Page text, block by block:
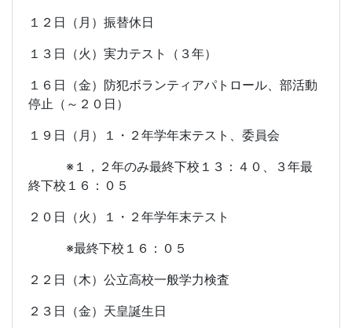
１２日（月）振替休日
１３日（火）実力テスト（３年）
１６日（金）防犯ボランティアパトロール、部活動
停止（～２０日）
１９日（月）１・２年学年末テスト、委員会
※１，２年のみ最終下校１３：４０、３年最
終下校１６：０５
２０日（火）１・２年学年末テスト
※最終下校１６：０５
２２日（木）公立高校一般学力検査
２３日（金）天皇誕生日